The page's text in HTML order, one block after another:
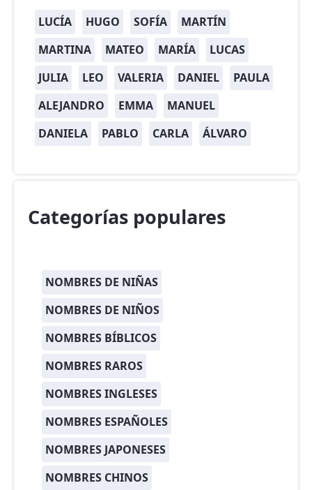
LUCÍA HUGO SOFÍA
MARTÍN
MARTINA
MATEO MARÍA
LUCAS
JULIA
LEO VALERIA DANIEL
PAULA
ALEJANDRO
EMMA
MANUEL
DANIELA
PABLO CARLA ÁLVARO
Categorías populares
NOMBRES DE NIÑAS
NOMBRES DE NIÑOS
NOMBRES BÍBLICOS
NOMBRES RAROS
NOMBRES INGLESES
NOMBRES ESPAÑOLES
NOMBRES JAPONESES
NOMBRES CHINOS